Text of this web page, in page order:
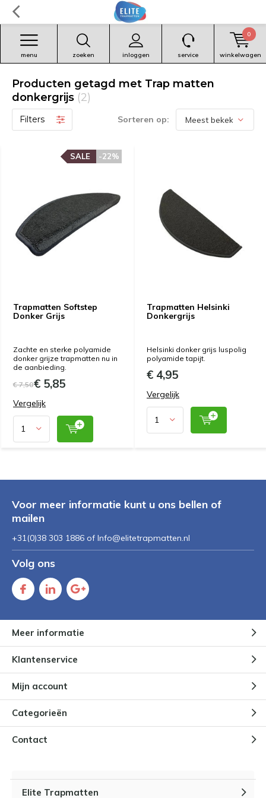
zoeken inloggen
menu service winkelwagen
0
Producten getagd met Trap matten
donkergrijs (2)
Filters Sorteren op:
Trapmatten Softstep
Donker Grijs
-22%
SALE
Zachte en sterke polyamide
donker grijze trapmatten nu in
de aanbieding.
€ 7,50€ 5,85
Vergelijk
Trapmatten Helsinki
Donkergrijs
Helsinki donker grijs luspolig
polyamide tapijt.
€ 4,95
Vergelijk
Voor meer informatie kunt u ons bellen of
mailen
+31(0)38 303 1886 of Info@elitetrapmatten.nl
Volg ons
Meer informatie
Klantenservice
Mijn account
Categorieën
Contact
Elite Trapmatten